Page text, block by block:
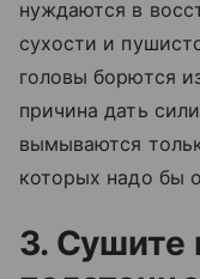
нуждаются в
сухости и
головы борются
причина дать
вымываются
которых надо бы
3. Сушите